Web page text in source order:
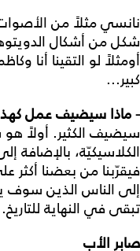
نانسي مثلاً من
شكل من أشكال
أومثلاً لو التقينا
كبير...
- ماذا سيضيف عمل كهذا
سيضيف الكثير. أولاً
الكلاسيكيّة، بالإضافة
فيقرّبنا من بعضنا
إلى الناس الذين سوف
تبقى في النهاية للتاريخ.
صابر الأب